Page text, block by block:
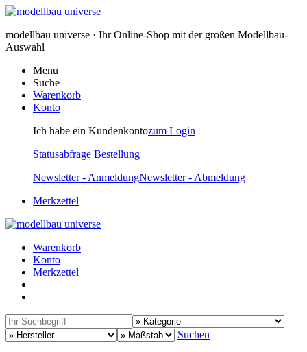
modellbau universe · Ihr Online-Shop mit der großen Modellbau-
Auswahl
Menu
Suche
Warenkorb
Konto
Ich habe ein Kundenkontozum Login
Statusabfrage Bestellung
Newsletter - AnmeldungNewsletter - Abmeldung
Merkzettel
Warenkorb
Konto
Merkzettel
Suchen